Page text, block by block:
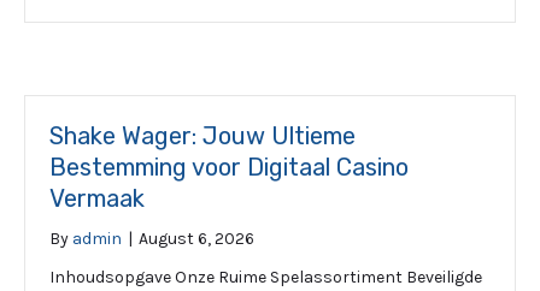
Shake Wager: Jouw Ultieme
Bestemming voor Digitaal Casino
Vermaak
By admin | August 6, 2026
Inhoudsopgave Onze Ruime Spelassortiment Beveiligde